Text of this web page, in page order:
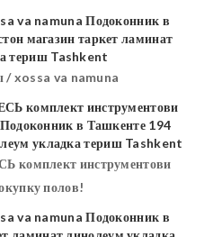
/ xossa va namuna
комплект инструментови
полов!